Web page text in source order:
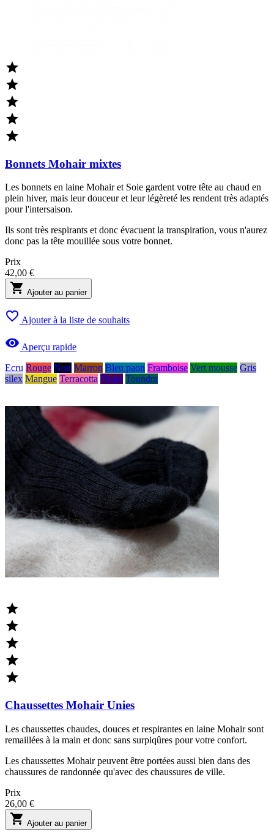





Bonnets Mohair mixtes
Les bonnets en laine Mohair et Soie gardent votre tête au chaud en
plein hiver, mais leur douceur et leur légèreté les rendent très adaptés
pour l'intersaison.
Ils sont très respirants et donc évacuent la transpiration, vous n'aurez
donc pas la tête mouillée sous votre bonnet.
Prix
42,00 €
 Ajouter au panier
 Ajouter à la liste de souhaits
 Aperçu rapide
Ecru Rouge Noir Marron Bleu paon Framboise Vert mousse Gris
silex Mangue Terracotta Prune Toundra





Chaussettes Mohair Unies
Les chaussettes chaudes, douces et respirantes en laine Mohair sont
remaillées à la main et donc sans surpiqûres pour votre confort.
Les chaussettes Mohair peuvent être portées aussi bien dans des
chaussures de randonnée qu'avec des chaussures de ville.
Prix
26,00 €
 Ajouter au panier